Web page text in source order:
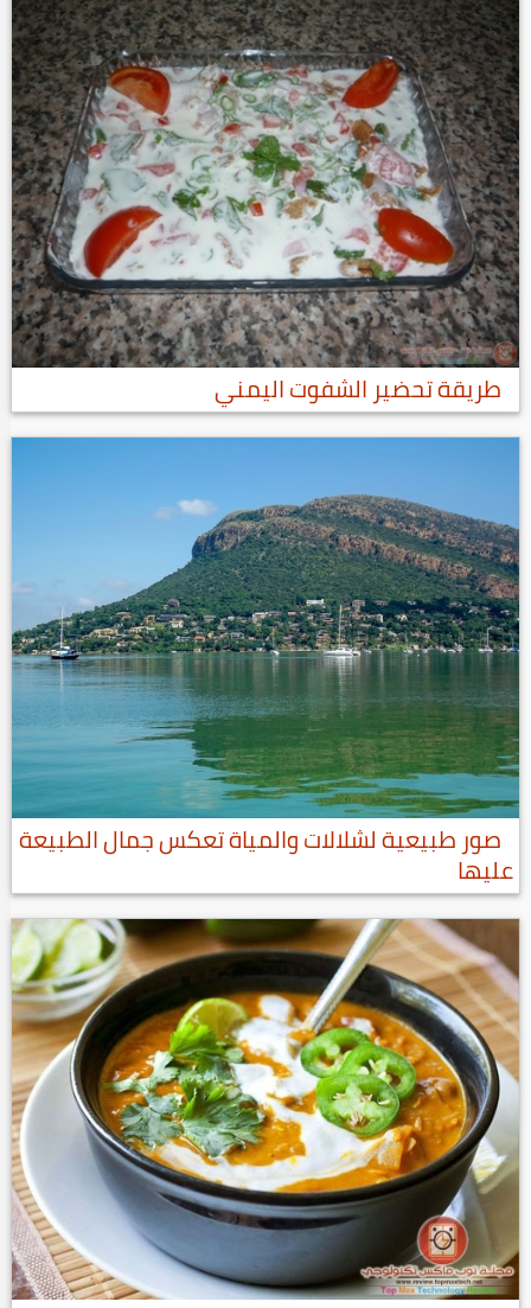
طريقة تحضير الشفوت اليمني
صور طبيعية لشلالات والمياة تعكس جمال الطبيعة
عليها